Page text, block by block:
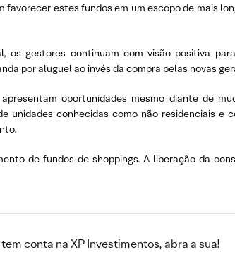
estes fundos em um escopo de mais
os gestores continuam com visão positiva
por aluguel ao invés da compra pelas novas
oportunidades mesmo diante de
conhecidas como não residenciais e
de fundos de shoppings. A liberação da
conta na XP Investimentos, abra a sua!